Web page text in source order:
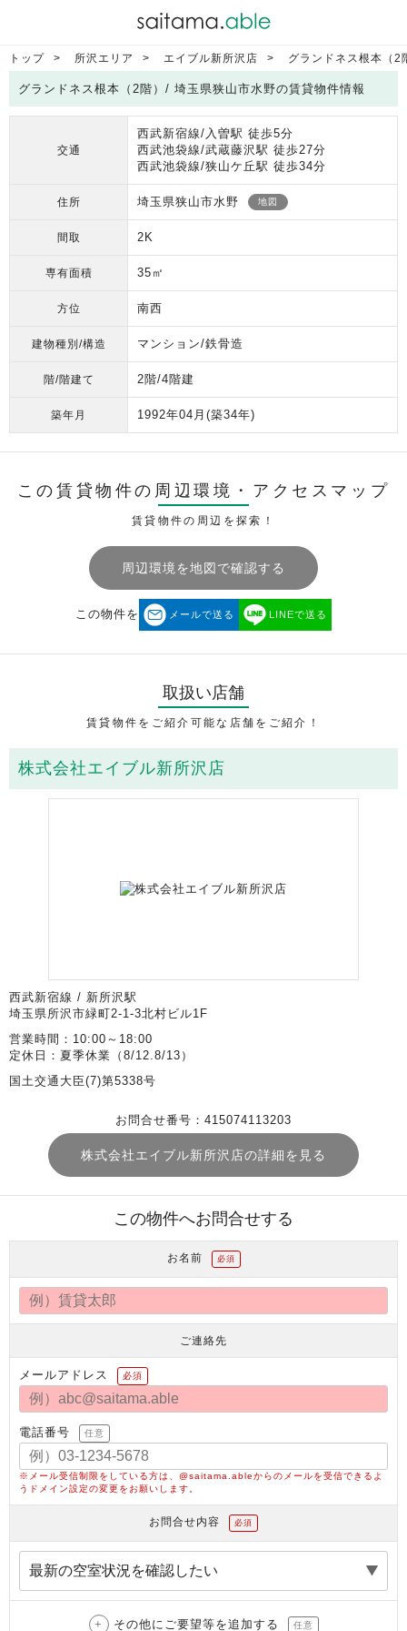
トップ 所沢エリア エイブル新所沢店 グランドネス根本（2
グランドネス根本（2階）/ 埼玉県狭山市水野の賃貸物件情報
交通
西武新宿線/入曽駅 徒歩5分
西武池袋線/武蔵藤沢駅 徒歩27分
西武池袋線/狭山ケ丘駅 徒歩34分
住所 埼玉県狭山市水野 地図
間取 2K
専有面積 35㎡
方位 南西
建物種別/構造 マンション/鉄骨造
階/階建て 2階/4階建
築年月 1992年04月 (築34年)
この賃貸物件の周辺環境・ アクセスマップ
賃貸物件の周辺を探索！
周辺環境を地図で確認する
この物件を メールで送る LINEで送る
取扱い店舗
賃貸物件をご紹介可能な店舗をご紹介！
株式会社エイブル新所沢店
西武新宿線 / 新所沢駅
埼玉県所沢市緑町2-1-3北村ビル1F
営業時間：10:00～18:00
定休日：夏季休業（8/12.8/13）
国土交通大臣(7)第5338号
お問合せ番号：415074113203
株式会社エイブル新所沢店の詳細を見る
この物件へお問合せする
お名前 必須
ご連絡先
メールアドレス 必須
電話番号 任意
※メール受信制限をしている方は、@saitama.ableからのメールを受信できるよ
うドメイン設定の変更をお願いします。
お問合せ内容 必須
その他にご要望等を追加する 任意